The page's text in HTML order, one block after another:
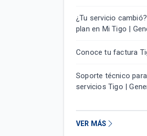
¿Tu servicio
plan en Mi Tigo |
Conoce tu factura
Soporte técnico
servicios Tigo |
VER MÁS